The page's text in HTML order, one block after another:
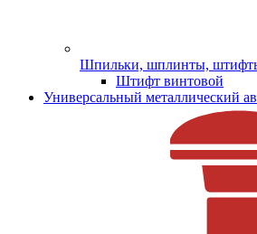
Шпильки, шплинты,
Штифт винтовой
Универсальный металлический